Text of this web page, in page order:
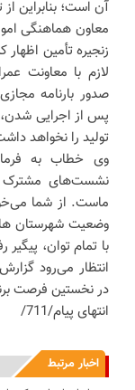
آن است؛ بنابراین
معاون هماهنگی
زنجیره تأمین
لازم با معاونت
صدور بارنامه
پس از اجرایی
تولید را نخواهد
وی خطاب به
نشست‌های مشترک
ماست. از شما
وضعیت شهرستان ها
با تمام توان،
انتظار می‌رود
در نخستین فرصت
انتهای پیام/711/
اخبار مرتبط